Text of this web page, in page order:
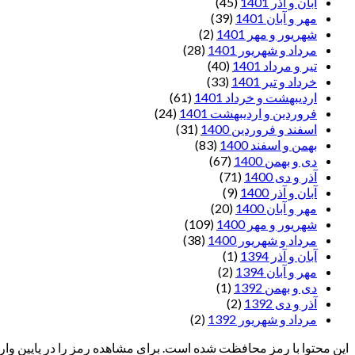
مهر و آبان 1401
(39)
شهریور و مهر 1401
(2)
مرداد و شهریور 1401
(28)
تیر و مرداد 1401
(40)
خرداد و تیر 1401
(33)
اردیبهشت و خرداد 1401
(61)
فروردین و اردیبهشت 1401
(24)
اسفند و فروردین 1400
(31)
بهمن و اسفند 1400
(83)
دی و بهمن 1400
(67)
آذر و دی 1400
(71)
آبان و آذر 1400
(9)
مهر و آبان 1400
(20)
شهریور و مهر 1400
(109)
مرداد و شهریور 1400
(38)
آبان و آذر 1394
(1)
مهر و آبان 1394
(2)
دی و بهمن 1392
(1)
آذر و دی 1392
(2)
مرداد و شهریور 1392
(2)
این محتوا با رمز محافظت شده است. برای مشاهده رمز را در پایین